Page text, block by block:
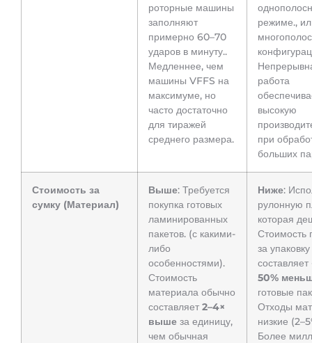
роторные машины
заполняют
примерно 60–70
ударов в минуту..
Медленнее, чем
машины VFFS на
максимуме, но
часто достаточно
для тиражей
среднего размера.
режиме.,
работа
высокую
при
больших
Стоимость за
сумку (Материал)
Выше: Требуется
покупка готовых
ламинированных
пакетов. (с какими-
либо
особенностями).
Стоимость
материала обычно
составляет 2–4×
выше за единицу,
чем обычная
Ниже:
рулонную
которая
Стоимость
за упаковку
составляет
50%
готовые
Отходы
низкие
Более